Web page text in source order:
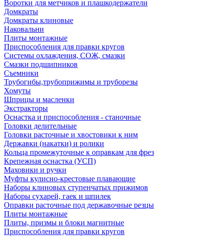
Воротки для метчиков и плашкодержатели
Домкраты
Домкраты клиновые
Наковальни
Плиты монтажные
Приспособления для правки кругов
Системы охлаждения, СОЖ, смазки
Смазки подшипников
Съемники
Трубогибы,трубоприжимы и труборезы
Хомуты
Шприцы и масленки
Экстракторы
Оснастка и приспособления - станочные
Головки делительные
Головки расточные и хвостовики к ним
Державки (накатки) и ролики
Кольца промежуточные к оправкам для фрез
Крепежная оснастка (УСП)
Маховики и ручки
Муфты кулисно-крестовые плавающие
Наборы клиновых ступенчатых прижимов
Наборы сухарей, гаек и шпилек
Оправки расточные под державочные резцы
Плиты монтажные
Плиты, призмы и блоки магнитные
Приспособления для правки кругов